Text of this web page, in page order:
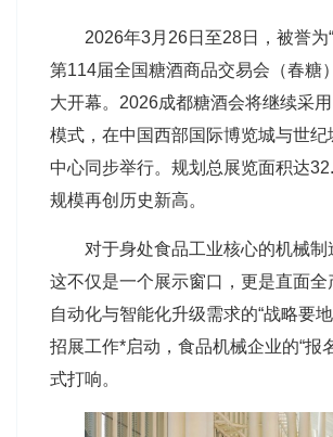
2026年3月26日至28日，被誉为
第114届全国糖酒商品交易会（春糖
大开幕。2026成都糖酒会将继续采用
模式，在中国西部国际博览城与世纪
中心同步举行。规划总展览面积达
规模再创历史新高。
对于身处食品工业核心的机械制
这不仅是一个展示窗口，更是直面全
自动化与智能化升级需求的“战略要
招展工作*启动，食品机械企业的“报
式打响。